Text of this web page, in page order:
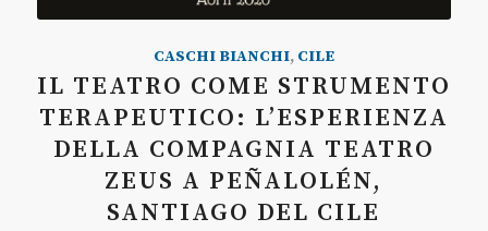
CASCHI BIANCHI, CILE
IL TEATRO COME STRUMENTO
TERAPEUTICO: L’ESPERIENZA
DELLA COMPAGNIA TEATRO
ZEUS A PEÑALOLÉN,
SANTIAGO DEL CILE